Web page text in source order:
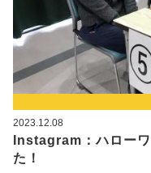
2023.12.08
Instagram：ハロー
た！